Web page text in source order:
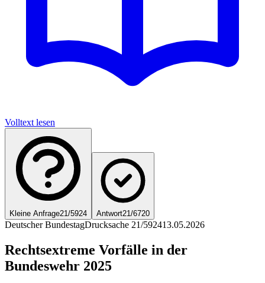
Volltext lesen
Kleine Anfrage21/5924 Antwort21/6720
Deutscher BundestagDrucksache 21/592413.05.2026
Rechtsextreme Vorfälle in der
Bundeswehr 2025